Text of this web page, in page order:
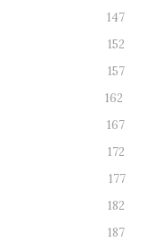
147
152
157
162
167
172
177
182
187